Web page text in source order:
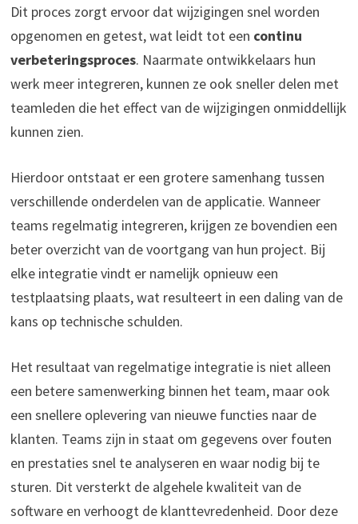
Dit proces zorgt ervoor dat wijzigingen snel worden
opgenomen en getest, wat leidt tot een continu
verbeteringsproces. Naarmate ontwikkelaars hun
werk meer integreren, kunnen ze ook sneller delen met
teamleden die het effect van de wijzigingen onmiddellijk
kunnen zien.
Hierdoor ontstaat er een grotere samenhang tussen
verschillende onderdelen van de applicatie. Wanneer
teams regelmatig integreren, krijgen ze bovendien een
beter overzicht van de voortgang van hun project. Bij
elke integratie vindt er namelijk opnieuw een
testplaatsing plaats, wat resulteert in een daling van de
kans op technische schulden.
Het resultaat van regelmatige integratie is niet alleen
een betere samenwerking binnen het team, maar ook
een snellere oplevering van nieuwe functies naar de
klanten. Teams zijn in staat om gegevens over fouten
en prestaties snel te analyseren en waar nodig bij te
sturen. Dit versterkt de algehele kwaliteit van de
software en verhoogt de klanttevredenheid. Door deze